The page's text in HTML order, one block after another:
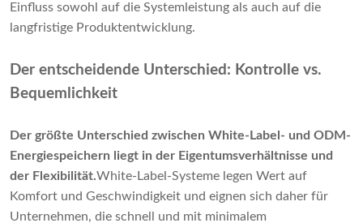
Einfluss sowohl auf die Systemleistung als auch auf die
langfristige Produktentwicklung.
Der entscheidende Unterschied: Kontrolle vs.
Bequemlichkeit
Der größte Unterschied zwischen White-Label- und ODM-
Energiespeichern liegt in der Eigentumsverhältnisse und
der Flexibilität.White-Label-Systeme legen Wert auf
Komfort und Geschwindigkeit und eignen sich daher für
Unternehmen, die schnell und mit minimalem